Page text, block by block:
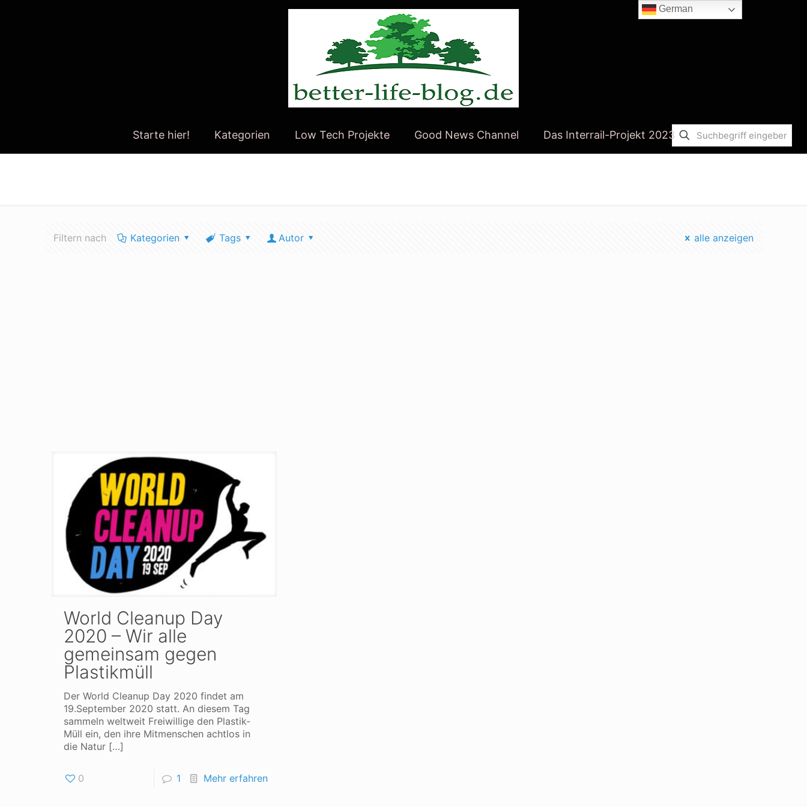
Starte hier! Kategorien Low Tech Projekte Good News Channel Das Interrail-Projekt 2023
Filtern nach Kategorien Tags Autor alle anzeigen
World Cleanup Day
2020 – Wir alle
gemeinsam gegen
Plastikmüll
Der World Cleanup Day 2020 findet am
19.September 2020 statt. An diesem Tag
sammeln weltweit Freiwillige den Plastik-
Müll ein, den ihre Mitmenschen achtlos in
die Natur[…]
0 1 Mehr erfahren
German